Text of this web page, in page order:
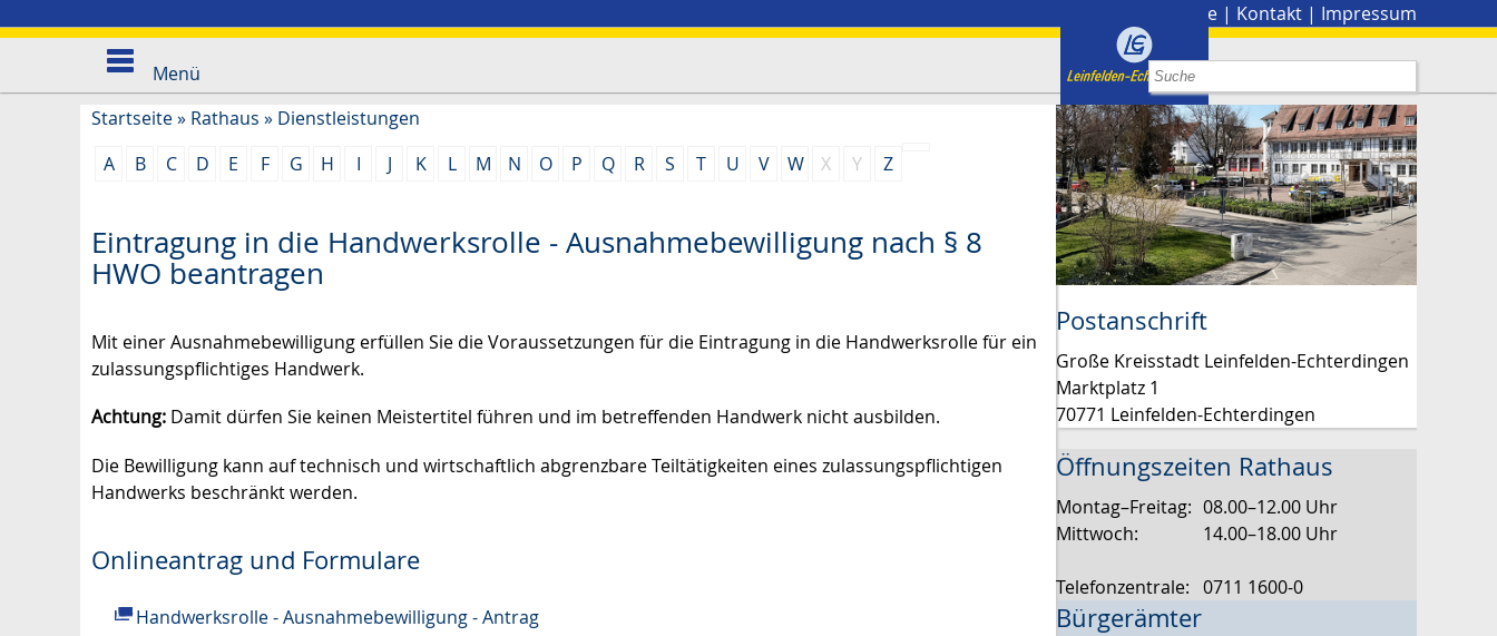
Presse | Kontakt | Impressum
Menü
Startseite» Rathaus » Dienstleistungen
A
B C D E F G H I J K L M N O P Q R S T U V W X Y Z
Eintragung in die Handwerksrolle - Ausnahmebewilligung nach § 8
HWO beantragen
Mit einer Ausnahmebewilligung erfüllen Sie die Voraussetzungen für die Eintragung in die Handwerksrolle für ein
zulassungspflichtiges Handwerk.
Achtung: Damit dürfen Sie keinen Meistertitel führen und im betreffenden Handwerk nicht ausbilden.
Die Bewilligung kann auf technisch und wirtschaftlich abgrenzbare Teiltätigkeiten eines zulassungspflichtigen
Handwerks beschränkt werden.
Onlineantrag und Formulare
Handwerksrolle - Ausnahmebewilligung - Antrag
Postanschrift
Große Kreisstadt Leinfelden-Echterdingen
Marktplatz 1
70771 Leinfelden-Echterdingen
Öffnungszeiten Rathaus
Montag–Freitag: 08.00–12.00 Uhr
Mittwoch:
14.00–18.00 Uhr
Telefonzentrale: 0711 1600-0
Bürgerämter